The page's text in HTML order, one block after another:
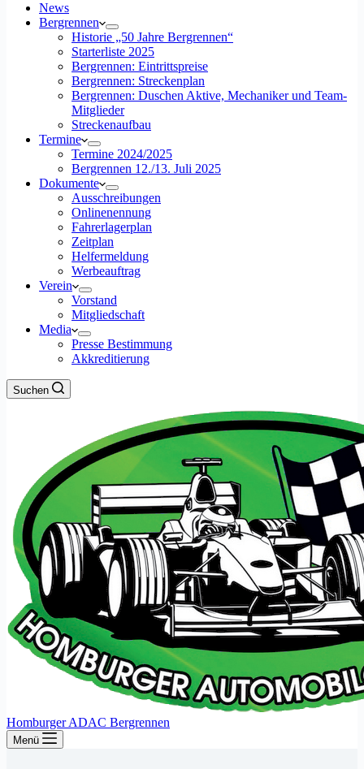
News
Bergrennen
Historie „50 Jahre Bergrennen“
Starterliste 2025
Bergrennen: Eintrittspreise
Bergrennen: Streckenplan
Bergrennen: Duschen Aktive, Mechaniker und Team-
Mitglieder
Streckenaufbau
Termine
Termine 2024/2025
Bergrennen 12./13. Juli 2025
Dokumente
Ausschreibungen
Onlinenennung
Fahrerlagerplan
Zeitplan
Helfermeldung
Werbeauftrag
Verein
Vorstand
Mitgliedschaft
Media
Presse Bestimmung
Akkreditierung
Suchen
Homburger ADAC Bergrennen
Menü